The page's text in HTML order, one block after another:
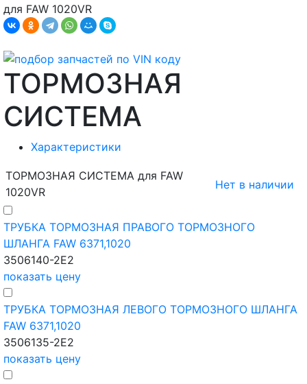
для FAW 1020VR
ТОРМОЗНАЯ
СИСТЕМА
Характеристики
ТОРМОЗНАЯ СИСТЕМА для FAW
1020VR
Нет в наличии
ТРУБКА ТОРМОЗНАЯ ПРАВОГО ТОРМОЗНОГО
ШЛАНГА FAW 6371,1020
3506140-2E2
показать цену
ТРУБКА ТОРМОЗНАЯ ЛЕВОГО ТОРМОЗНОГО ШЛАНГА
FAW 6371,1020
3506135-2E2
показать цену